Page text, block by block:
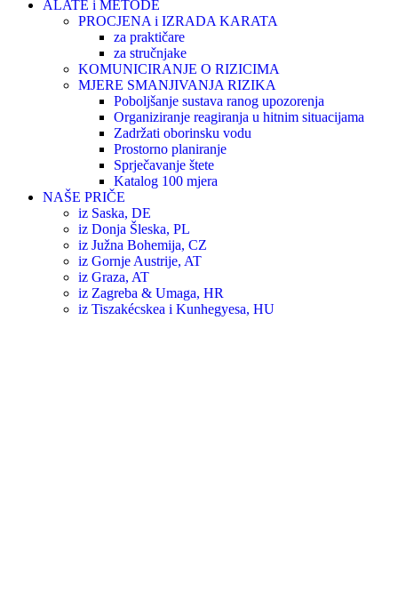
ALATE i METODE
PROCJENA i IZRADA KARATA
za praktičare
za stručnjake
KOMUNICIRANJE O RIZICIMA
MJERE SMANJIVANJA RIZIKA
Poboljšanje sustava ranog upozorenja
Organiziranje reagiranja u hitnim situacijama
Zadržati oborinsku vodu
Prostorno planiranje
Sprječavanje štete
Katalog 100 mjera
NAŠE PRIČE
iz Saska, DE
iz Donja Šleska, PL
iz Južna Bohemija, CZ
iz Gornje Austrije, AT
iz Graza, AT
iz Zagreba & Umaga, HR
iz Tiszakécskea i Kunhegyesa, HU